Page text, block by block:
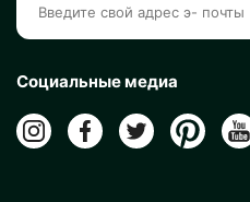
Социальные медиа